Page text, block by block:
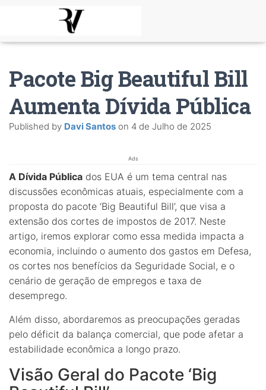
Pacote Big Beautiful Bill
Aumenta Dívida Pública
Published by Davi Santos on 4 de Julho de 2025
Ads
A Dívida Pública dos EUA é um tema central nas
discussões econômicas atuais, especialmente com a
proposta do pacote ‘Big Beautiful Bill’, que visa a
extensão dos cortes de impostos de 2017. Neste
artigo, iremos explorar como essa medida impacta a
economia, incluindo o aumento dos gastos em Defesa,
os cortes nos benefícios da Seguridade Social, e o
cenário de geração de empregos e taxa de
desemprego.
Além disso, abordaremos as preocupações geradas
pelo déficit da balança comercial, que pode afetar a
estabilidade econômica a longo prazo.
Visão Geral do Pacote ‘Big